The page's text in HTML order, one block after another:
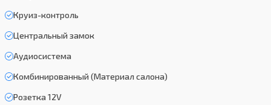
Круиз-контроль
Центральный замок
Аудиосистема
Комбинированный (Материал салона)
Розетка 12V